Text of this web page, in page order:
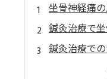
坐骨神経痛
鍼灸治療で
鍼灸治療で
その他の痛